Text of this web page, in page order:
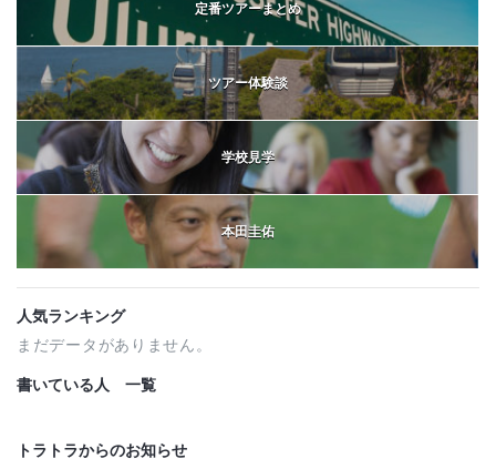
定番ツアーまとめ
ツアー体験談
学校見学
本田圭佑
人気ランキング
まだデータがありません。
書いている人 一覧
トラトラからのお知らせ